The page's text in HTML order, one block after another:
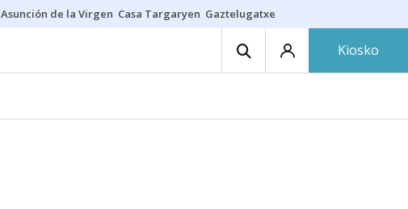
Asunción de la Virgen Casa Targaryen Gaztelugatxe
Kiosko